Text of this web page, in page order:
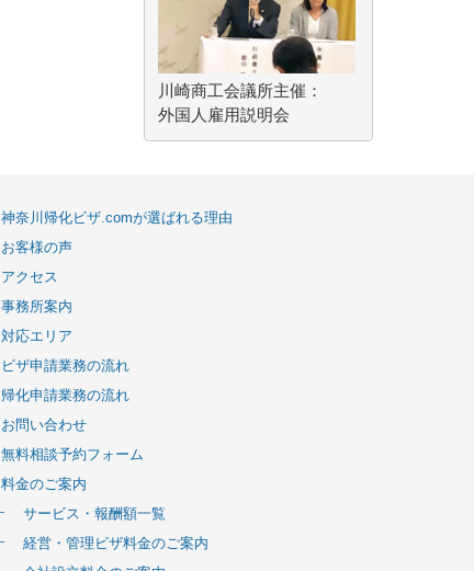
川崎商工会議所主催：
外国人雇用説明会
神奈川帰化ビザ.comが選ばれる理由
お客様の声
アクセス
事務所案内
対応エリア
ビザ申請業務の流れ
帰化申請業務の流れ
お問い合わせ
無料相談予約フォーム
料金のご案内
サービス・報酬額一覧
経営・管理ビザ料金のご案内